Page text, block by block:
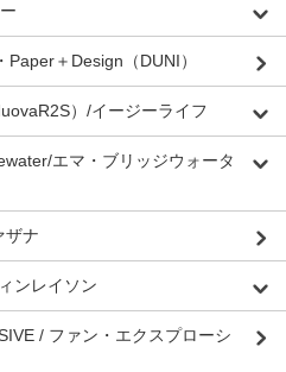
＋Design（DUNI）
）/イージーライフ
エマ・ブリッジウォータ
ザナ
ンレイソン
/ ファン・エクスプローシ